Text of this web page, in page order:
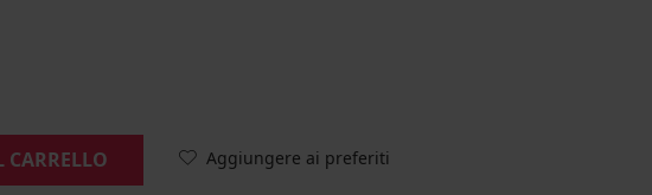
CARRELLO Aggiungere ai preferiti